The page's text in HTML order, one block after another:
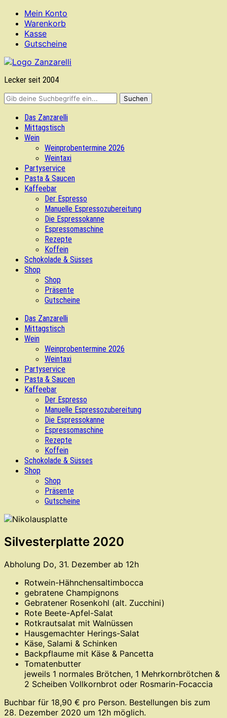
Mein Konto
Warenkorb
Kasse
Gutscheine
Lecker seit 2004
Das Zanzarelli
Mittagstisch
Wein
Weinprobentermine 2026
Weintaxi
Partyservice
Pasta & Saucen
Kaffeebar
Der Espresso
Manuelle Espressozubereitung
Die Espressokanne
Espressomaschine
Rezepte
Koffein
Schokolade & Süsses
Shop
Shop
Präsente
Gutscheine
Das Zanzarelli
Mittagstisch
Wein
Weinprobentermine 2026
Weintaxi
Partyservice
Pasta & Saucen
Kaffeebar
Der Espresso
Manuelle Espressozubereitung
Die Espressokanne
Espressomaschine
Rezepte
Koffein
Schokolade & Süsses
Shop
Shop
Präsente
Gutscheine
Silvesterplatte 2020
Abholung Do, 31. Dezember ab 12h
Rotwein-Hähnchensaltimbocca
gebratene Champignons
Gebratener Rosenkohl (alt. Zucchini)
Rote Beete-Apfel-Salat
Rotkrautsalat mit Walnüssen
Hausgemachter Herings-Salat
Käse, Salami & Schinken
Backpflaume mit Käse & Pancetta
Tomatenbutter
jeweils 1 normales Brötchen, 1 Mehrkornbrötchen &
2 Scheiben Vollkornbrot oder Rosmarin-Focaccia
Buchbar für 18,90 € pro Person. Bestellungen bis zum
28. Dezember 2020 um 12h möglich.